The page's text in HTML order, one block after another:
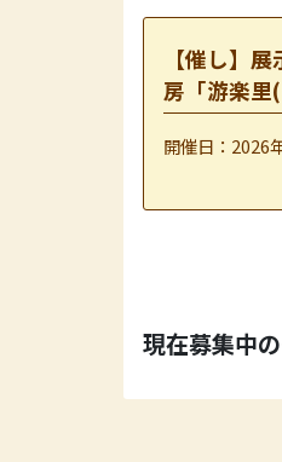
【催し】
房「游楽里(
開催日：2026
現在募集中